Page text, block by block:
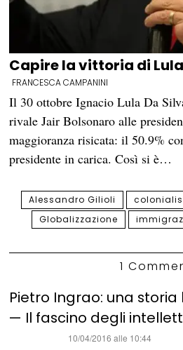
Capire la vittoria di Lula
FRANCESCA CAMPANINI
Il 30 ottobre Ignacio Lula Da
rivale Jair Bolsonaro alle
maggioranza risicata: il 50.9%
presidente in carica. Così si è…
Alessandro Gilioli
Globalizzazione
1
Pietro Ingrao: una
— Il fascino degli
10/04/2016 alle 10:44